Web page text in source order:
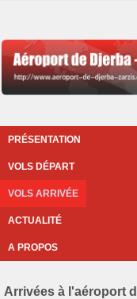
PRÉSENTATION
VOLS DÉPART
VOLS ARRIVÉE
ACTUALITÉ
A PROPOS
Arrivées à l'aéroport